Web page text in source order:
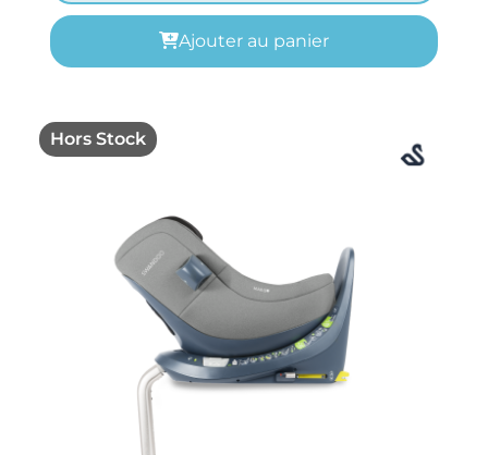
Ajouter au panier
Hors Stock